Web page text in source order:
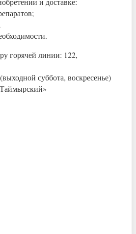
горячей линии: 122,
суббота, воскресенье)